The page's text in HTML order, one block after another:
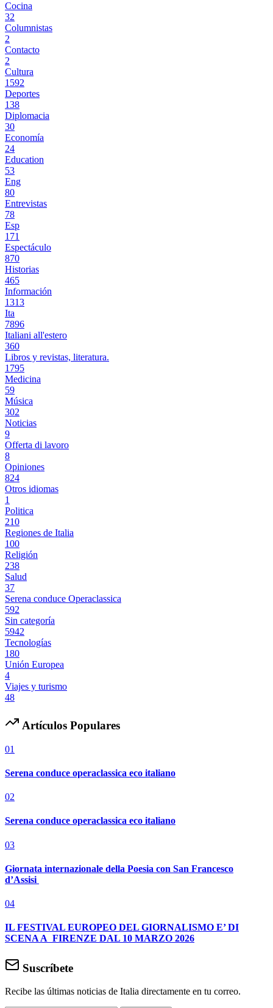
Cocina
32
Columnistas
2
Contacto
2
Cultura
1592
Deportes
138
Diplomacia
30
Economía
24
Education
53
Eng
80
Entrevistas
78
Esp
171
Espectáculo
870
Historias
465
Información
1313
Ita
7896
Italiani all'estero
360
Libros y revistas, literatura.
1795
Medicina
59
Música
302
Noticias
9
Offerta di lavoro
8
Opiniones
824
Otros idiomas
1
Politica
210
Regiones de Italia
100
Religión
238
Salud
37
Serena conduce Operaclassica
592
Sin categoría
5942
Tecnologías
180
Unión Europea
4
Viajes y turismo
48
Artículos Populares
01
Serena conduce operaclassica eco italiano
02
Serena conduce operaclassica eco italiano
03
Giornata internazionale della Poesia con San Francesco
d’Assisi
04
IL FESTIVAL EUROPEO DEL GIORNALISMO E’ DI
SCENA A FIRENZE DAL 10 MARZO 2026
Suscríbete
Recibe las últimas noticias de Italia directamente en tu correo.